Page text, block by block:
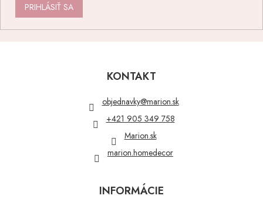
PRIHLÁSIŤ SA
KONTAKT
objednavky@marion.sk
+421 905 349 758
Marion.sk
marion.homedecor
INFORMÁCIE